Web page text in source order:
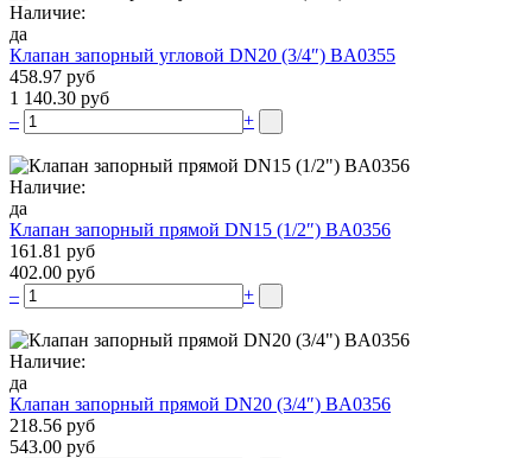
Наличие:
да
Клапан запорный угловой DN20 (3/4″) BA0355
458.97 руб
1 140.30 руб
–
+
Наличие:
да
Клапан запорный прямой DN15 (1/2″) BA0356
161.81 руб
402.00 руб
–
+
Наличие:
да
Клапан запорный прямой DN20 (3/4″) BA0356
218.56 руб
543.00 руб